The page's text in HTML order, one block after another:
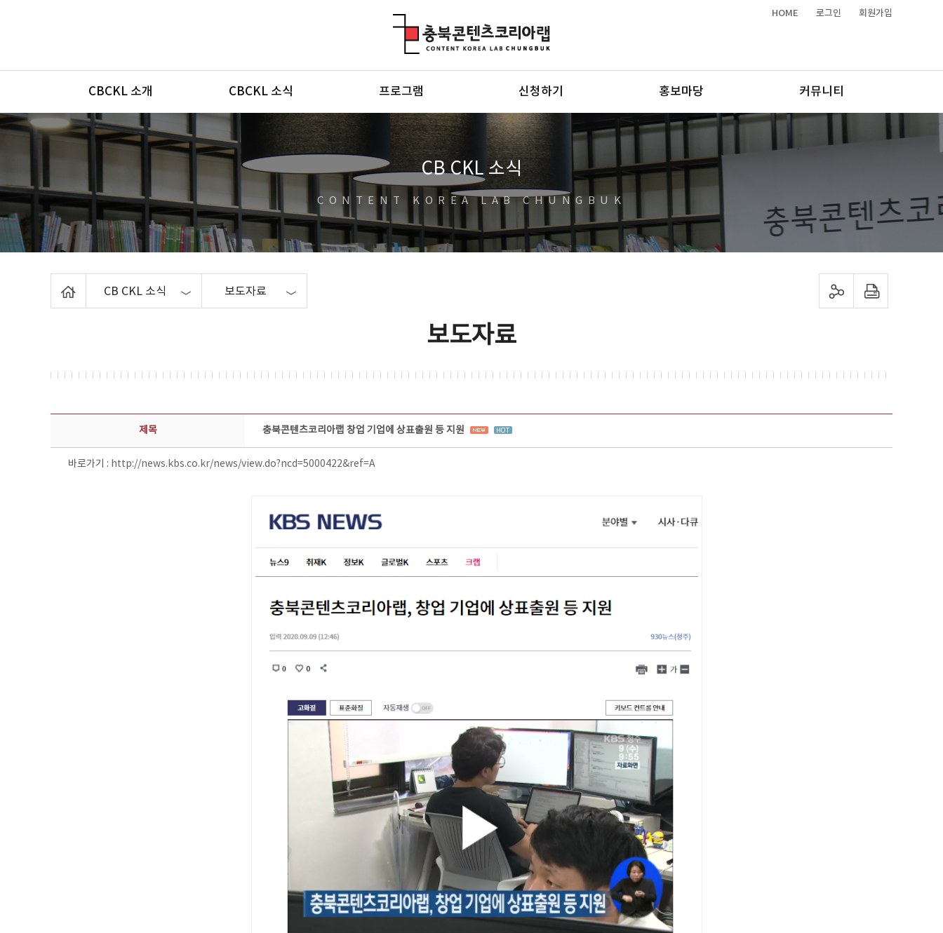
HOME 로그인 회원가입
메뉴
CBCKL 소개 CBCKL 소식 프로그램 신청하기 홍보마당 커뮤니티
CB CKL 소식
CONTENT KOREA LAB CHUNGBUK
CB CKL 소식 보도자료 sns 공유하기 프린트하기
보도자료
보도자료 상세보기 - 제목, 담당부서, 담당자, 담당연락처, 내용, 첨부파일 정보 제공
제목 충북콘텐츠코리아랩 창업 기업에 상표출원 등 지원
바로가기 : http://news.kbs.co.kr/news/view.do?ncd=5000422&ref=A